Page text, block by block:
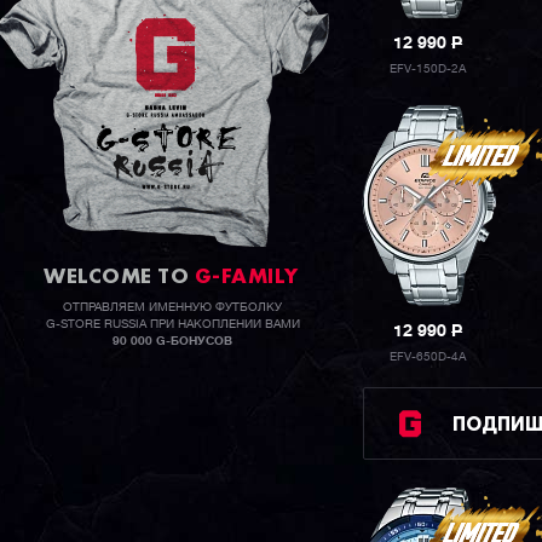
WELCOME TO G-FAMILY
ОТПРАВЛЯЕМ ИМЕННУЮ ФУТБОЛКУ
G-STORE RUSSIA ПРИ НАКОПЛЕНИИ ВАМИ
90 000 G-БОНУСОВ
12 990P
EFV-150D-2A
12 990P
EFV-650D-4A